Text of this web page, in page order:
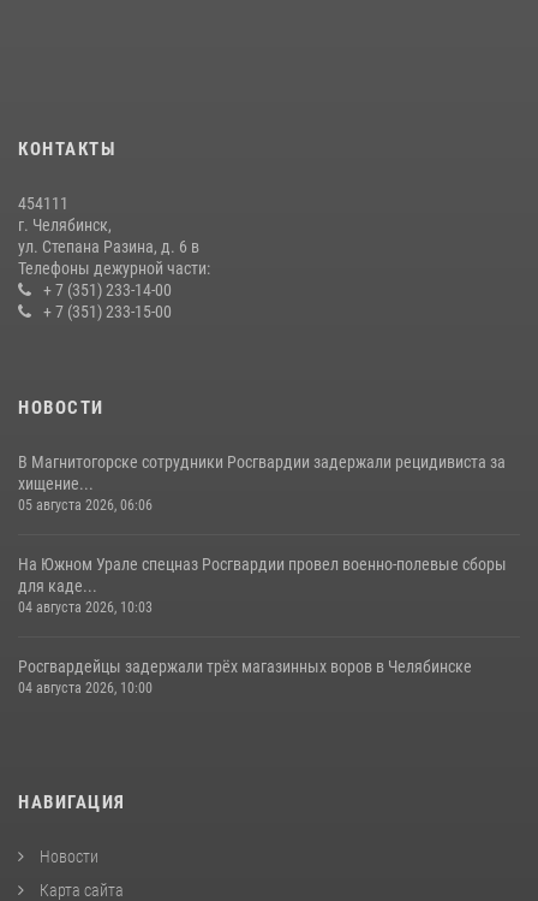
08 июля 2026, 12:05
КОНТАКТЫ
454111
г. Челябинск,
ул. Степана Разина, д. 6 в
Телефоны дежурной части:
+ 7 (351) 233-14-00
+ 7 (351) 233-15-00
НОВОСТИ
В Магнитогорске сотрудники Росгвардии задержали рецидивиста за
хищение...
05 августа 2026, 06:06
На Южном Урале спецназ Росгвардии провел военно-полевые сборы
для каде...
04 августа 2026, 10:03
Росгвардейцы задержали трёх магазинных воров в Челябинске
04 августа 2026, 10:00
НАВИГАЦИЯ
Новости
Карта сайта